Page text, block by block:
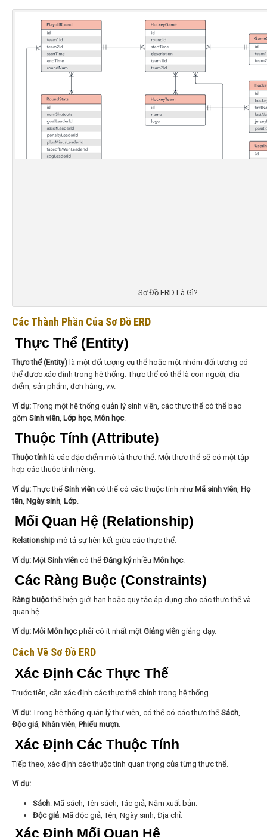
Sơ Đồ ERD Là Gì?
Các Thành Phần Của Sơ Đồ ERD
Thực Thể (Entity)
Thực thể (Entity) là một đối tượng cụ thể hoặc một nhóm đối tượng có
thể được xác định trong hệ thống. Thực thể có thể là con người, địa
điểm, sản phẩm, đơn hàng, v.v.
Ví dụ:Trong một hệ thống quản lý sinh viên, các thực thể có thể bao
gồm Sinh viên Lớp học, Môn học.
Thuộc Tính (Attribute)
Thuộc tính là các đặc điểm mô tả thực thể. Mỗi thực thể sẽ có một tập
hợp các thuộc tính riêng.
Ví dụ:Thực thể Sinh viên có thể có các thuộc tính như Mã sinh viên Họ
tên Ngày sinh Lớp
Mối Quan Hệ (Relationship)
Relationship mô tả sự liên kết giữa các thực thể.
Ví dụ: Một Sinh viên có thể Đăng kýnhiều Môn học.
Các Ràng Buộc (Constraints)
Ràng buộcthể hiện giới hạn hoặc quy tắc áp dụng cho các thực thể và
quan hệ.
Ví dụ: Mỗi Môn họcphải có ít nhất một Giảng viên giảng dạy.
Cách Vẽ Sơ Đồ ERD
Xác Định Các Thực Thể
Trước tiên, cần xác định các thực thể chính trong hệ thống.
Ví dụ:Trong hệ thống quản lý thư viện, có thể có các thực thể Sách
Độc giả Nhân viên Phiếu mượn
Xác Định Các Thuộc Tính
Tiếp theo, xác định các thuộc tính quan trọng của từng thực thể.
Ví dụ:
Sách: Mã sách, Tên sách, Tác giả, Năm xuất bản.
Độc giả: Mã độc giả, Tên, Ngày sinh, Địa chỉ.
Xác Định Mối Quan Hệ